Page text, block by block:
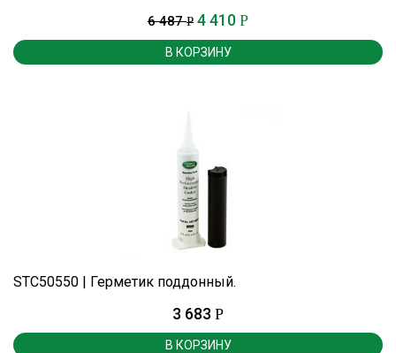
6 487Р 4 410 Р
В КОРЗИНУ
STC50550 | Герметик поддонный.
3 683 Р
В КОРЗИНУ